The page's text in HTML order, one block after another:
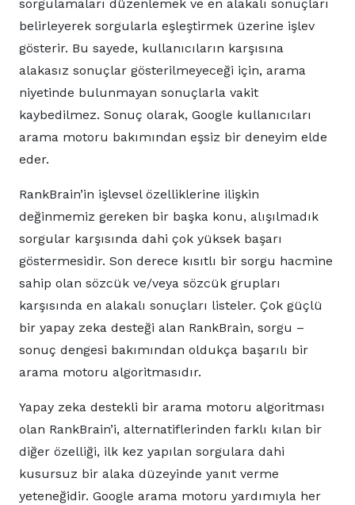
sorgulamaları düzenlemek ve en alakalı sonuçları
belirleyerek sorgularla eşleştirmek üzerine işlev
gösterir. Bu sayede, kullanıcıların karşısına
alakasız sonuçlar gösterilmeyeceği için, arama
niyetinde bulunmayan sonuçlarla vakit
kaybedilmez. Sonuç olarak, Google kullanıcıları
arama motoru bakımından eşsiz bir deneyim elde
eder.
RankBrain’in işlevsel özelliklerine ilişkin
değinmemiz gereken bir başka konu, alışılmadık
sorgular karşısında dahi çok yüksek başarı
göstermesidir. Son derece kısıtlı bir sorgu hacmine
sahip olan sözcük ve/veya sözcük grupları
karşısında en alakalı sonuçları listeler. Çok güçlü
bir yapay zeka desteği alan RankBrain, sorgu –
sonuç dengesi bakımından oldukça başarılı bir
arama motoru algoritmasıdır.
Yapay zeka destekli bir arama motoru algoritması
olan RankBrain’i, alternatiflerinden farklı kılan bir
diğer özelliği, ilk kez yapılan sorgulara dahi
kusursuz bir alaka düzeyinde yanıt verme
yeteneğidir. Google arama motoru yardımıyla her